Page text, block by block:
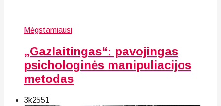
Mėgstamiausi
„Gazlaitingas“: pavojingas
psichologinės manipuliacijos
metodas
3k2551